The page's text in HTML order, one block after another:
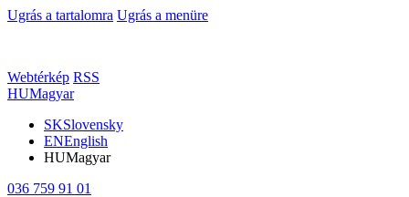
Ugrás a tartalomra Ugrás a menüre
Webtérkép RSS
HUMagyar
SKSlovensky
ENEnglish
HUMagyar
036 759 91 01